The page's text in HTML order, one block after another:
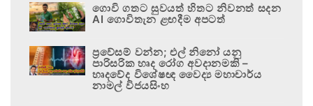
ගොවි ගතට සුවයත් හිතට නිවනත් සදන
AI ගොවිතැන ළඟදීම අපටත්
ප්‍රවේසම් වන්න; එල් නිනෝ යනු
පාරිසරික හෘද රෝග අවදානමකි –
හෘදවේද විශේෂඥ වෛද්‍ය මහාචාර්ය
නාමල් විජයසිංහ